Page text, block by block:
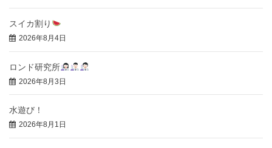
スイカ割り
2026年8月4日
ロンド研究所
2026年8月3日
水遊び！
2026年8月1日